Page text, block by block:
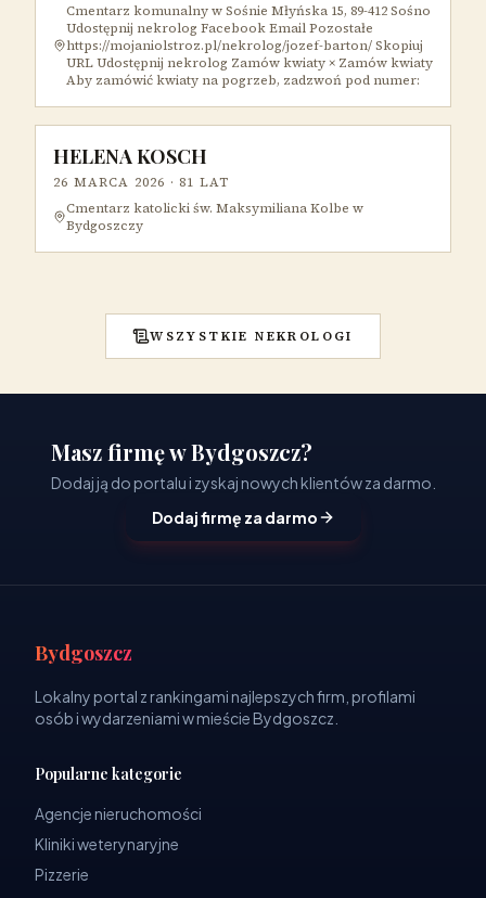
Cmentarz komunalny w Sośnie Młyńska 15, 89-412 Sośno
Udostępnij nekrolog Facebook Email Pozostałe
https://mojaniolstroz.pl/nekrolog/jozef-barton/ Skopiuj
URL Udostępnij nekrolog Zamów kwiaty × Zamów kwiaty
Aby zamówić kwiaty na pogrzeb, zadzwoń pod numer:
HELENA KOSCH
26 MARCA 2026 · 81 LAT
Cmentarz katolicki św. Maksymiliana Kolbe w
Bydgoszczy
WSZYSTKIE NEKROLOGI
Masz firmę w Bydgoszcz?
Dodaj ją do portalu i zyskaj nowych klientów za darmo.
Dodaj firmę za darmo
Bydgoszcz
Lokalny portal z rankingami najlepszych firm, profilami
osób i wydarzeniami w mieście Bydgoszcz.
Popularne kategorie
Agencje nieruchomości
Kliniki weterynaryjne
Pizzerie